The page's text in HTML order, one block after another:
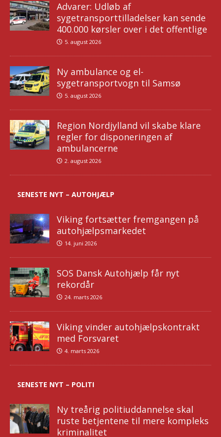
Advarer: Udløb af
sygetransporttilladelser kan sende
400.000 kørsler over i det offentlige
5. august 2026
Ny ambulance og el-
sygetransportvogn til Samsø
5. august 2026
Region Nordjylland vil skabe klare
regler for disponeringen af
ambulancerne
2. august 2026
SENESTE NYT – AUTOHJÆLP
Viking fortsætter fremgangen på
autohjælpsmarkedet
14. juni 2026
SOS Dansk Autohjælp får nyt
rekordår
24. marts 2026
Viking vinder autohjælpskontrakt
med Forsvaret
4. marts 2026
SENESTE NYT – POLITI
Ny treårig politiuddannelse skal
ruste betjentene til mere kompleks
kriminalitet